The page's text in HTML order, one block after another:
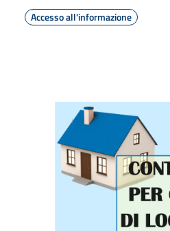
Accesso all'informazione